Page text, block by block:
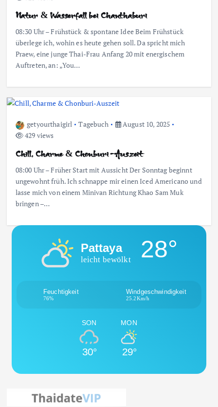
Natur & Wasserfall bei Chanthaburi
08:30 Uhr – Frühstück & spontane Idee Beim Frühstück
überlege ich, wohin es heute gehen soll. Da spricht mich
Praew, eine junge Thai-Frau Anfang 20 mit energischem
Auftreten, an: „You…
getyourthaigirl Tagebuch
August 10, 2025
429 views
Chill, Charme & Chonburi-Auszeit
08:00 Uhr – Früher Start mit Aussicht Der Sonntag beginnt
ungewohnt früh. Ich schnappe mir einen Iced Americano und
lasse mich von einem Minivan Richtung Khao Sam Muk
bringen –…
Pattaya
leicht bewölkt 28°
Feuchtigkeit
76%
Windgeschwindigkeit
25.2Km/h
SON
30°
MON
29°